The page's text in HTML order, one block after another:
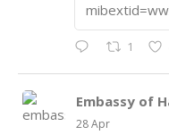
1
Embassy of
28 Apr